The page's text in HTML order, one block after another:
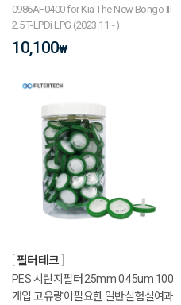
0986AF0400 for Kia The New Bongo III
2.5 T-LPDi LPG (2023.11~)
10,100₩
필터테크
PES 시린지필터 25mm 0.45um 100
개입 고유량이필요한 일반실험실여과